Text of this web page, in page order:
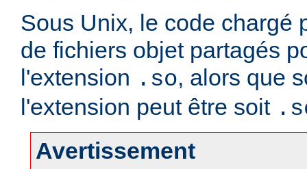
Sous Unix, le code chargé
de fichiers objet partagés
l'extension .so, alors que
l'extension peut être soit
Avertissement